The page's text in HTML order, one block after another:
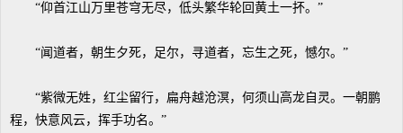
“仰首江山万里苍穹无尽，低头繁华轮回黄土一抔。”
“闻道者，朝生夕死，足尔，寻道者，忘生之死，憾尔。”
“紫微无姓，红尘留行，扁舟越沧溟，何须山高龙自灵。一朝鹏
程，快意风云，挥手功名。”